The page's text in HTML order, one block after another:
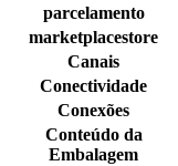
parcelamento
marketplacestore
Canais
Conectividade
Conexões
Conteúdo da
Embalagem